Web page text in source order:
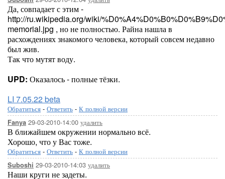
Да, совпадает с этим -
http://ru.wikipedia.org/wiki/
memorial.jpg , но не полностью. Райна нашла в
расхождениях знакомого человека, который совсем недавно
был жив.
Так что мутят воду.
UPD: Оказалось - полные тёзки.
LI 7.05.22 beta
Обратиться - Ответить - К полной версии
Fanya 29-03-2010-14:00 удалить
В ближайшем окружении нормально всё.
Хорошо, что у Вас тоже.
Обратиться - Ответить - К полной версии
Suboshi 29-03-2010-14:03 удалить
Наши круги не задеты.